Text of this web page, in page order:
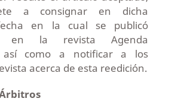
a consignar en dicha
en la cual se publicó
en la revista Agenda
así como a notificar a los
acerca de esta reedición.